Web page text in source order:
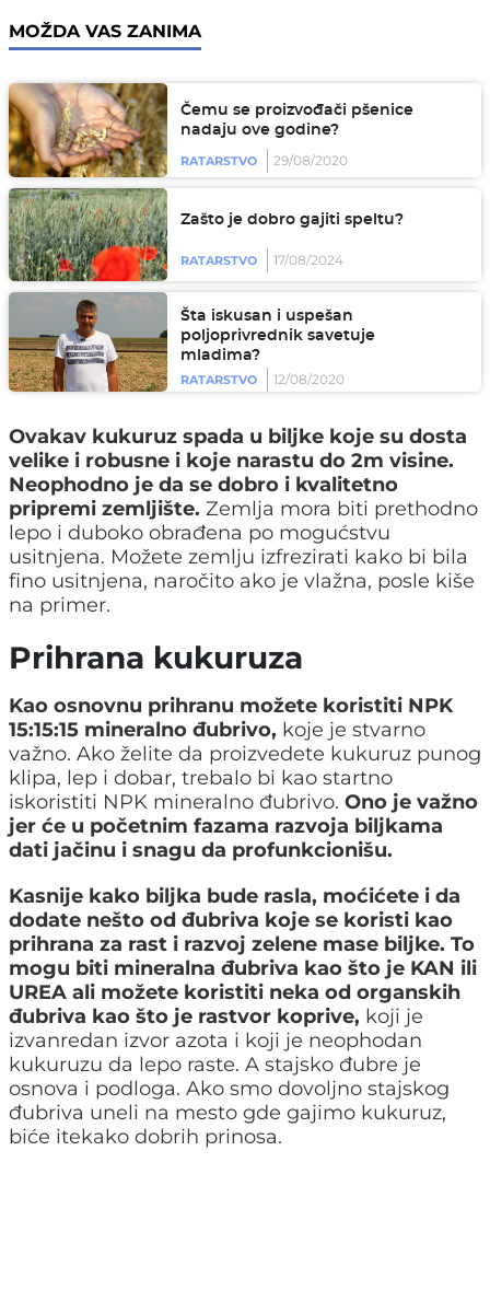
MOŽDA VAS ZANIMA
Čemu se proizvođači pšenice
nadaju ove godine?
RATARSTVO 29/08/2020
Zašto je dobro gajiti speltu?
RATARSTVO 17/08/2024
Šta iskusan i uspešan
poljoprivrednik savetuje
mladima?
RATARSTVO
12/08/2020
Ovakav kukuruz spada u biljke koje su dosta
velike i robusne i koje narastu do 2m visine.
Neophodno je da se dobro i kvalitetno
pripremi zemljište. Zemlja mora biti prethodno
lepo i duboko obrađena po mogućstvu
usitnjena. Možete zemlju izfrezirati kako bi bila
fino usitnjena, naročito ako je vlažna, posle kiše
na primer.
Prihrana kukuruza
Kao osnovnu prihranu možete koristiti NPK
15:15:15 mineralno đubrivo, koje je stvarno
važno. Ako želite da proizvedete kukuruz punog
klipa, lep i dobar, trebalo bi kao startno
iskoristiti NPK mineralno đubrivo. Ono je važno
jer će u početnim fazama razvoja biljkama
dati jačinu i snagu da profunkcionišu.
Kasnije kako biljka bude rasla, moćićete i da
dodate nešto od đubriva koje se koristi kao
prihrana za rast i razvoj zelene mase biljke. To
mogu biti mineralna đubriva kao što je KAN ili
UREA ali možete koristiti neka od organskih
đubriva kao što je rastvor koprive, koji je
izvanredan izvor azota i koji je neophodan
kukuruzu da lepo raste. A stajsko đubre je
osnova i podloga. Ako smo dovoljno stajskog
đubriva uneli na mesto gde gajimo kukuruz,
biće itekako dobrih prinosa.